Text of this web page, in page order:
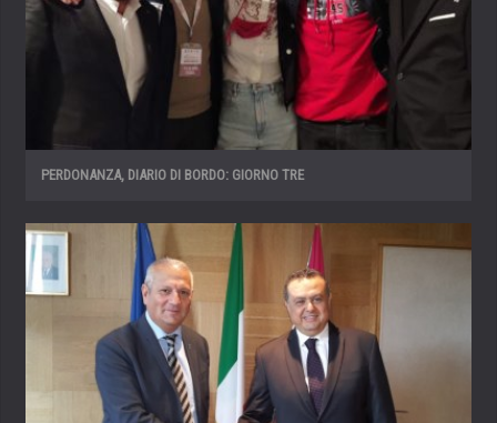
PERDONANZA, DIARIO DI BORDO: GIORNO TRE